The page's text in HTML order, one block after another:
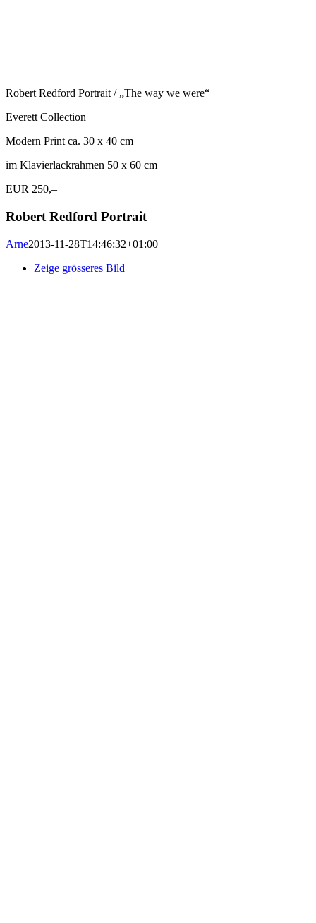
Robert Redford Portrait / „The way we were“
Everett Collection
Modern Print ca. 30 x 40 cm
im Klavierlackrahmen 50 x 60 cm
EUR 250,–
Robert Redford Portrait
Arne2013-11-28T14:46:32+01:00
Zeige grösseres Bild